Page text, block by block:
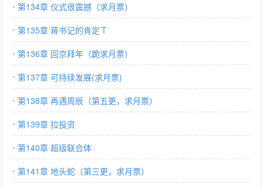
第134章 仪式很震撼（求月票）
第135章 蒋书记的肯定Ｔ
第136章 回京拜年（跪求月票）
第137章 可持续发展(求月票)
第138章 再遇周辰（第五更，求月票）
第139章 拉投资
第140章 超级联合体
第141章 地头蛇（第三更，求月票）